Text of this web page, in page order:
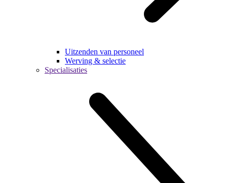
Uitzenden van personeel
Werving & selectie
Specialisaties